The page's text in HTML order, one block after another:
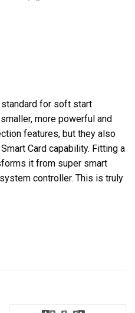
for soft start
more powerful and
features, but they also
Card capability. Fitting a
it from super smart
controller. This is truly